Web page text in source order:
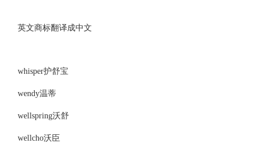
英文商标翻译成中文
whisper护舒宝
wendy温蒂
wellspring沃舒
wellcho沃臣